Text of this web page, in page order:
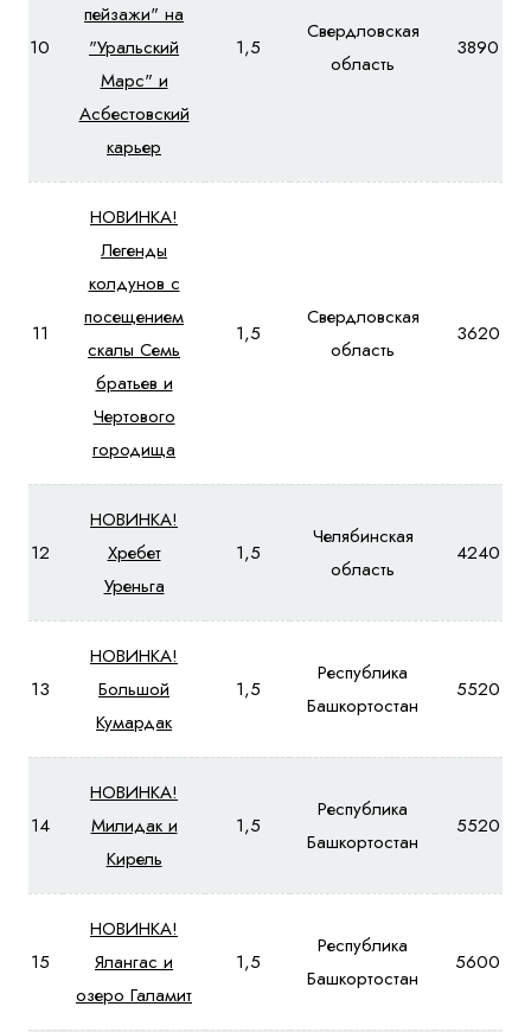
10
пейзажи" на
"Уральский
Марс" и
Асбестовский
карьер
1,5
Свердловская
область
3890
11
НОВИНКА!
Легенды
колдунов с
посещением
скалы Семь
братьев и
Чертового
городища
1,5
Свердловская
область
3620
12
НОВИНКА!
Хребет
Уреньга
1,5
Челябинская
область
4240
13
НОВИНКА!
Большой
Кумардак
1,5
Республика
Башкортостан
5520
14
НОВИНКА!
Милидак и
Кирель
1,5
Республика
Башкортостан
5520
15
НОВИНКА!
Ялангас и
озеро Галамит
1,5
Республика
Башкортостан
5600